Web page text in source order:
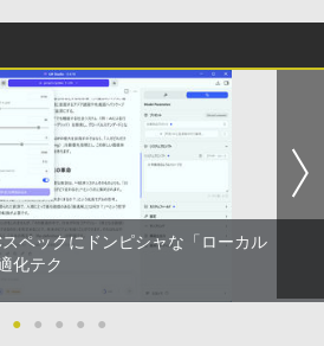
シャオミ REDMI Buds 8 Lite ワイヤ
イヤホン Bluetooth 5.4 ノイズキャンセ
グ ANC 36時間再生
った日本の水 2L 8本 ラベルレス [ ケース
] [ ペットボトル ] [ 箱買い ] [ ストック
分補給 ]
スペックにドンピシャな「ローカル
化テク
● ● ● ● ●